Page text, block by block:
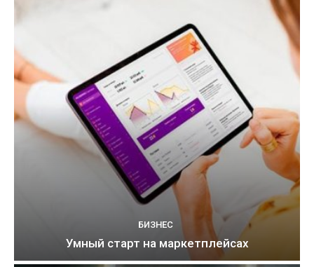
БИЗНЕС
Умный старт на маркетплейсах